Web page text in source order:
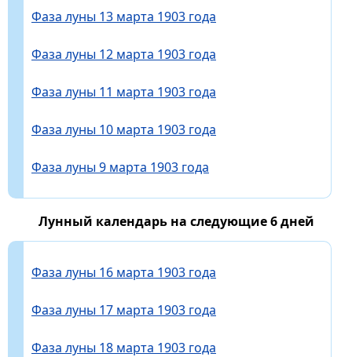
Фаза луны 13 марта 1903 года
Фаза луны 12 марта 1903 года
Фаза луны 11 марта 1903 года
Фаза луны 10 марта 1903 года
Фаза луны 9 марта 1903 года
Лунный календарь на следующие 6 дней
Фаза луны 16 марта 1903 года
Фаза луны 17 марта 1903 года
Фаза луны 18 марта 1903 года